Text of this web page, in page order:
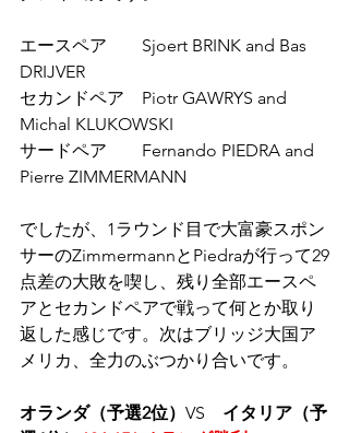
エースペア　　Sjoert BRINK and Bas
DRIJVER
セカンドペア　Piotr GAWRYS and
Michal KLUKOWSKI
サードペア　　Fernando PIEDRA and
Pierre ZIMMERMANN
でしたが、1ラウンド目で大富豪スポン
サーのZimmermannとPiedraが行って29
点差の大敗を喫し、残り全部エースペ
アとセカンドペアで戦って何とか取り
返した感じです。次はブリッジ大国ア
メリカ、全力のぶつかり合いです。
オランダ（予選2位） VS イタリア（予